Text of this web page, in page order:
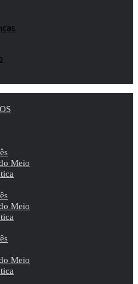
Meio
Meio
Meio